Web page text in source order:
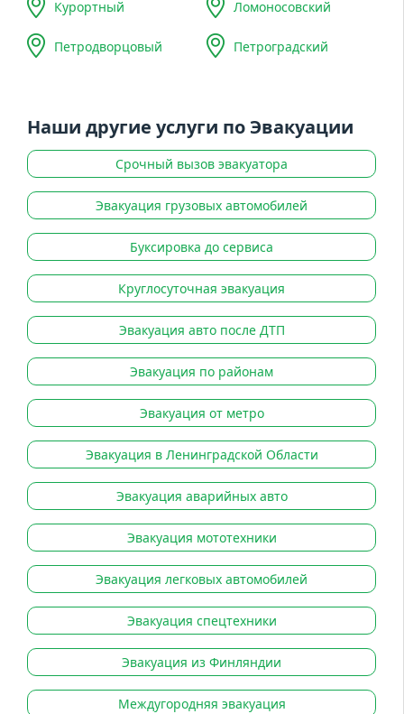
Курортный Ломоносовский
Петродворцовый Петроградский
Наши другие услуги по Эвакуации
Срочный вызов эвакуатора
Эвакуация грузовых автомобилей
Буксировка до сервиса
Круглосуточная эвакуация
Эвакуация авто после ДТП
Эвакуация по районам
Эвакуация от метро
Эвакуация в Ленинградской Области
Эвакуация аварийных авто
Эвакуация мототехники
Эвакуация легковых автомобилей
Эвакуация спецтехники
Эвакуация из Финляндии
Междугородняя эвакуация